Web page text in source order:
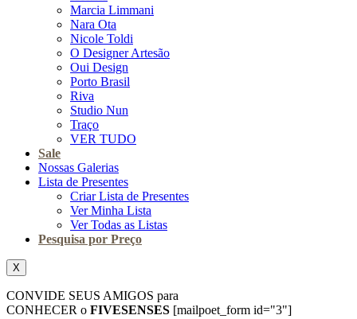
Marcia Limmani
Nara Ota
Nicole Toldi
O Designer Artesão
Oui Design
Porto Brasil
Riva
Studio Nun
Traço
VER TUDO
Sale
Nossas Galerias
Lista de Presentes
Criar Lista de Presentes
Ver Minha Lista
Ver Todas as Listas
Pesquisa por Preço
X
CONVIDE SEUS AMIGOS para
CONHECER o FIVESENSES [mailpoet_form id="3"]